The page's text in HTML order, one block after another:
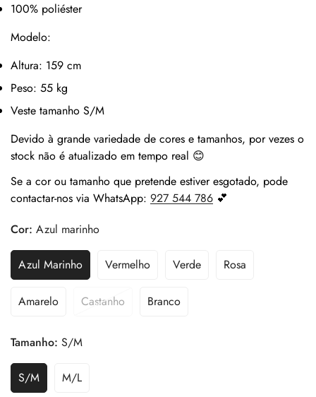
100% poliéster
Modelo:
Altura: 159 cm
Peso: 55 kg
Veste tamanho S/M
Devido à grande variedade de cores e tamanhos, por vezes o
stock não é atualizado em tempo real 😊
Se a cor ou tamanho que pretende estiver esgotado, pode
contactar-nos via WhatsApp: 927 544 786 💕
Cor: Azul marinho
Azul Marinho Vermelho Verde Rosa
Amarelo Castanho Branco
Tamanho: S/M
S/M M/L